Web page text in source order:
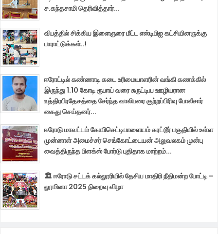
ச.கந்தசாமி தெரிவித்தார்...
விபத்தில் சிக்கிய இளைஞரை மீட்ட எஸ்டிபிஐ கட்சியினருக்கு
பாராட்டுக்கள்..!
ஈரோட்டில் கண்ணாடி கடை உரிமையாளரின் வங்கி கணக்கில்
இருந்து 1.10 கோடி ரூபாய் வரை சுருட்டிய ஊழியரான
உத்திரபிரதேசத்தை சேர்ந்த வாலிபரை குற்றப்பிரிவு போலீசார்
கைது செய்தனர்...
ஈரோடு மாவட்டம் கோபிசெட்டிபாளையம் கரட்டூர் பகுதியில் உள்ள
முன்னாள் அமைச்சர் செங்கோட்டையன் அலுவலகம் முன்பு
வைத்திருந்த பிளக்ஸ் போர்டு புதிதாக மாற்றம்...
🏛️ ஈரோடு சட்டக் கல்லூரியில் தேசிய மாதிரி நீதிமன்ற போட்டி –
லூமினா 2025 நிறைவு விழா